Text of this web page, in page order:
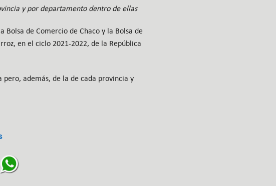
y por departamento dentro de ellas
Bolsa de Comercio de Chaco y la Bolsa de
en el ciclo 2021-2022, de la República
además, de la de cada provincia y